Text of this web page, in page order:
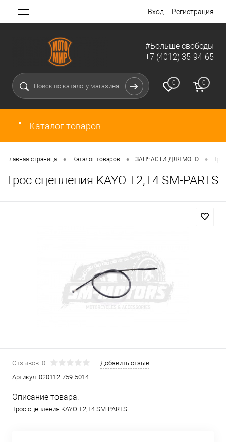
Вход Регистрация
#Больше свободы
+7 (4012) 35-94-65
0 0
Каталог товаров
Главная страница • Каталог товаров • ЗАПЧАСТИ ДЛЯ МОТО •
Трос сцепления KAYO T2,T4 SM-PARTS
Отзывов: 0
Добавить отзыв
Артикул: 020112-759-5014
Описание товара:
Трос сцепления KAYO T2,T4 SM-PARTS